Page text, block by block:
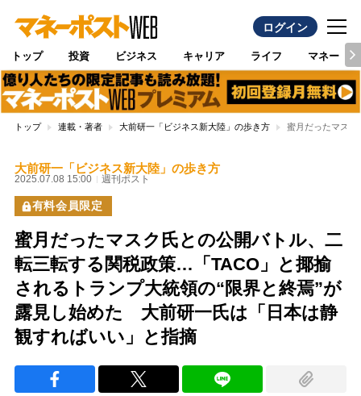
ログイン
トップ 投資 ビジネス キャリア ライフ マネー
トップ 連載・著者 大前研一「ビジネス新大陸」の歩き方 蜜月だったマス
大前研一「ビジネス新大陸」の歩き方
2025.07.08 15:00 週刊ポスト
有料会員限定
蜜月だったマスク氏との公開バトル、二
転三転する関税政策…「TACO」と揶揄
されるトランプ大統領の“限界と終焉”が
露見し始めた 大前研一氏は「日本は静
観すればいい」と指摘